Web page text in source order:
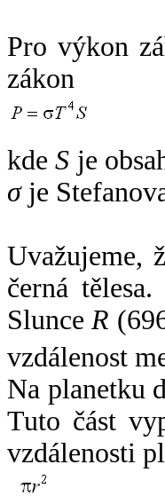
Pro výkon
zákon
kdeS je
σje
Uvažujeme,
černá
SlunceR
vzdálenost
Na planetku
Tuto část
vzdálenosti